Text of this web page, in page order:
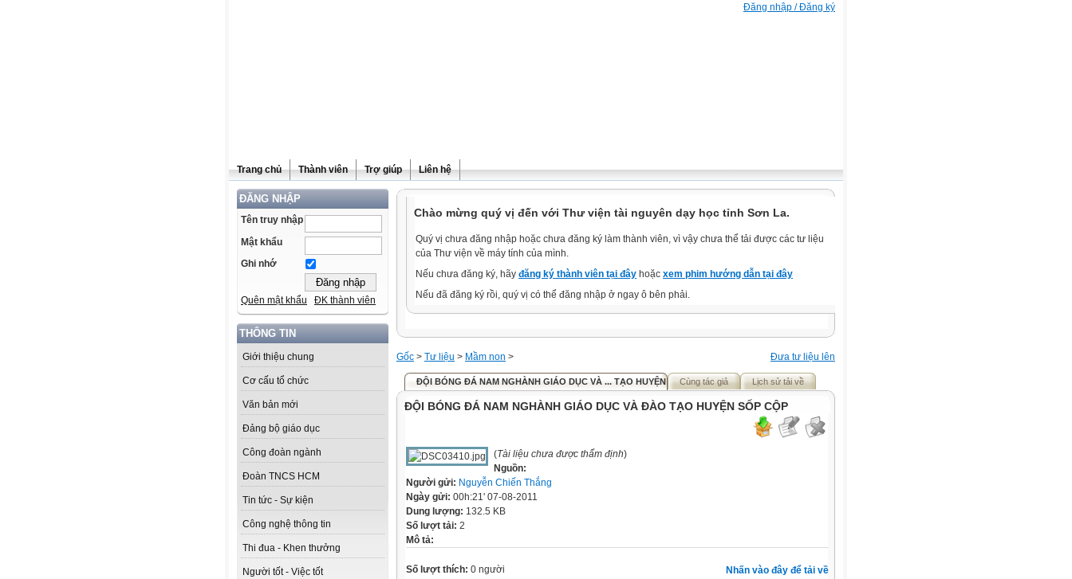
Đăng nhập / Đăng ký
Trang chủ Thành viên Trợ giúp Liên hệ
ĐĂNG NHẬP
Tên truy nhập
Mật khẩu
Ghi nhớ
Quên mật khẩu ĐK thành viên
THÔNG TIN
Giới thiệu chung
Cơ cấu tổ chức
Văn bản mới
Đảng bộ giáo dục
Công đoàn ngành
Đoàn TNCS HCM
Tin tức - Sự kiện
Công nghệ thông tin
Thi đua - Khen thưởng
Người tốt - Việc tốt
Chào mừng quý vị đến với Thư viện tài nguyên dạy học tỉnh Sơn La.
Quý vị chưa đăng nhập hoặc chưa đăng ký làm thành viên, vì vậy chưa thể tải được các tư liệu
của Thư viện về máy tính của mình.
Nếu chưa đăng ký, hãy đăng ký thành viên tại đây hoặc xem phim hướng dẫn tại đây
Nếu đã đăng ký rồi, quý vị có thể đăng nhập ở ngay ô bên phải.
Đưa tư liệu lên
Gốc > Tư liệu > Mầm non >
ĐỘI BÓNG ĐÁ NAM NGHÀNH GIÁO DỤC VÀ ... TẠO HUYỆN SỐP CỘP
Cùng tác giả Lịch sử tải về
ĐỘI BÓNG ĐÁ NAM NGHÀNH GIÁO DỤC VÀ ĐÀO TẠO HUYỆN SỐP CỘP
(Tài liệu chưa được thẩm định)
Nguồn:
Người gửi: Nguyễn Chiến Thắng
Ngày gửi: 00h:21' 07-08-2011
Dung lượng: 132.5 KB
Số lượt tải: 2
Mô tả:
Nhấn vào đây để tải về
Số lượt thích: 0 người